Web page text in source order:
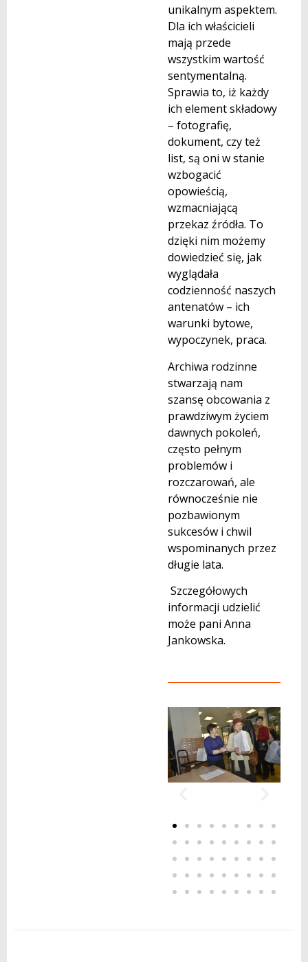
unikalnym aspektem.
Dla ich właścicieli
mają przede
wszystkim wartość
sentymentalną.
Sprawia to, iż każdy
ich element składowy
– fotografię,
dokument, czy też
list, są oni w stanie
wzbogacić
opowieścią,
wzmacniającą
przekaz źródła. To
dzięki nim możemy
dowiedzieć się, jak
wyglądała
codzienność naszych
antenatów – ich
warunki bytowe,
wypoczynek, praca.
Archiwa rodzinne
stwarzają nam
szansę obcowania z
prawdziwym życiem
dawnych pokoleń,
często pełnym
problemów i
rozczarowań, ale
równocześnie nie
pozbawionym
sukcesów i chwil
wspominanych przez
długie lata.
Szczegółowych
informacji udzielić
może pani Anna
Jankowska.